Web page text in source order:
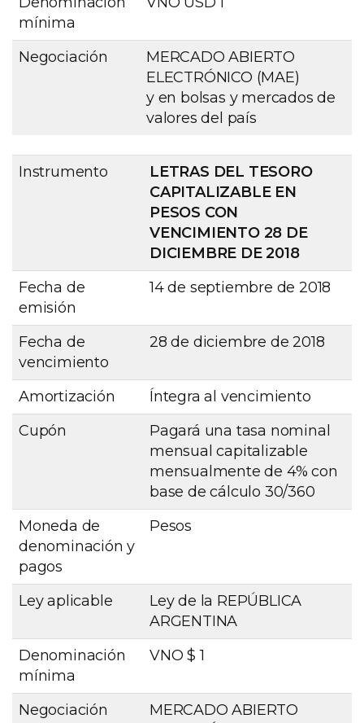
mínima
Negociación
MERCADO ABIERTO
ELECTRÓNICO (MAE)
y en bolsas y mercados de
valores del país
Instrumento
LETRAS DEL TESORO
CAPITALIZABLE EN
PESOS CON
VENCIMIENTO 28 DE
DICIEMBRE DE 2018
Fecha de
emisión
14 de septiembre de 2018
Fecha de
vencimiento
28 de diciembre de 2018
Amortización
Íntegra al vencimiento
Cupón
Pagará una tasa nominal
mensual capitalizable
mensualmente de 4% con
base de cálculo 30/360
Moneda de
denominación y
pagos
Pesos
Ley aplicable
Ley de la REPÚBLICA
ARGENTINA
Denominación
mínima
VNO $ 1
Negociación
MERCADO ABIERTO